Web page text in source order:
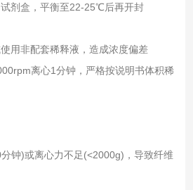
剂盒，平衡至22-25℃后再开封
非配套稀释液，造成浓度偏差
离心1分钟，严格按说明书体积稀
)或离心力不足(<2000g)，导致纤维